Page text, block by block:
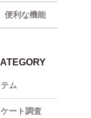
便利な機能
ム
ート調査